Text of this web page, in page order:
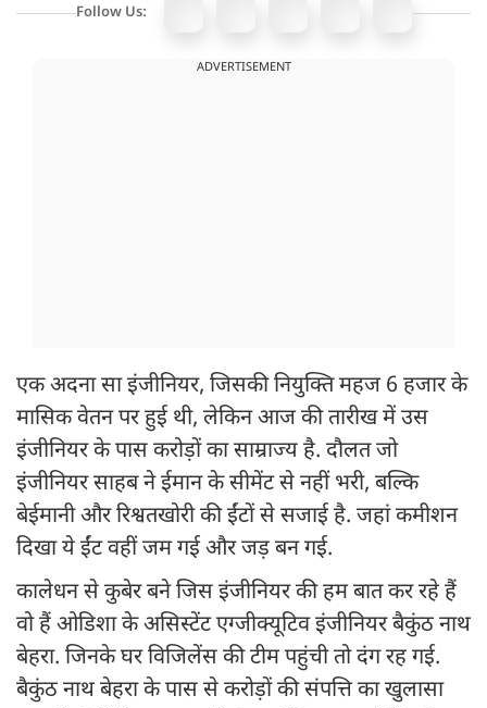
Follow Us:
ADVERTISEMENT
एक अदना सा इंजीनियर, जिसकी नियुक्ति महज 6 हजार के
मासिक वेतन पर हुई थी, लेकिन आज की तारीख में उस
इंजीनियर के पास करोड़ों का साम्राज्य है. दौलत जो
इंजीनियर साहब ने ईमान के सीमेंट से नहीं भरी, बल्कि
बेईमानी और रिश्वतखोरी की ईंटों से सजाई है. जहां कमीशन
दिखा ये ईंट वहीं जम गई और जड़ बन गई.
कालेधन से कुबेर बने जिस इंजीनियर की हम बात कर रहे हैं
वो हैं ओडिशा के असिस्टेंट एग्जीक्यूटिव इंजीनियर बैकुंठ नाथ
बेहरा. जिनके घर विजिलेंस की टीम पहुंची तो दंग रह गई.
बैकुंठ नाथ बेहरा के पास से करोड़ों की संपत्ति का खुलासा